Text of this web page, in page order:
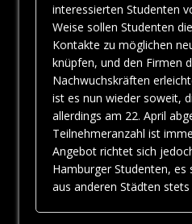
interessierten Studenten
Weise sollen Studenten
Kontakte zu möglichen
knüpfen, und den Firmen
Nachwuchskräften
ist es nun wieder soweit,
allerdings am 22. April
Teilnehmeranzahl ist
Angebot richtet sich
Hamburger Studenten, es
aus anderen Städten